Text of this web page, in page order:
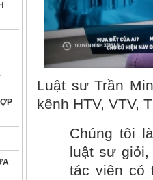
Luật sư Trần
kênh HTV, VTV,
Chúng tôi
luật sư giỏi,
tác viên có